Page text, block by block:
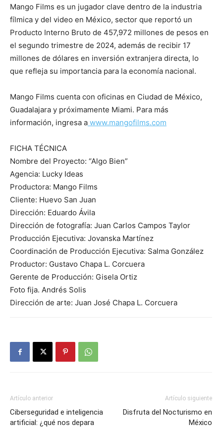
Mango Films es un jugador clave dentro de la industria
fílmica y del video en México, sector que reportó un
Producto Interno Bruto de 457,972 millones de pesos en
el segundo trimestre de 2024, además de recibir 17
millones de dólares en inversión extranjera directa, lo
que refleja su importancia para la economía nacional.
Mango Films cuenta con oficinas en Ciudad de México,
Guadalajara y próximamente Miami. Para más
información, ingresa a www.mangofilms.com
FICHA TÉCNICA
Nombre del Proyecto: “Algo Bien”
Agencia: Lucky Ideas
Productora: Mango Films
Cliente: Huevo San Juan
Dirección: Eduardo Ávila
Dirección de fotografía: Juan Carlos Campos Taylor
Producción Ejecutiva: Jovanska Martínez
Coordinación de Producción Ejecutiva: Salma González
Productor: Gustavo Chapa L. Corcuera
Gerente de Producción: Gisela Ortiz
Foto fija. Andrés Solis
Dirección de arte: Juan José Chapa L. Corcuera
Artículo anterior
Ciberseguridad e inteligencia
artificial: ¿qué nos depara
Artículo siguiente
Disfruta del Nocturismo en
México